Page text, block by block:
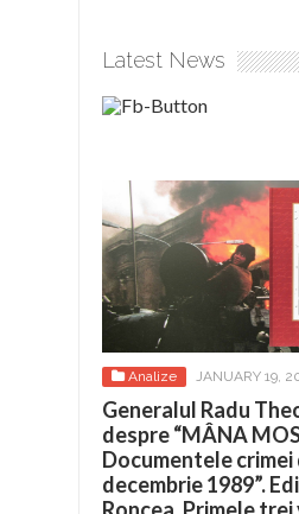
Latest News
Analize JANUARY 19,
Generalul Radu
despre “MÂNA
Documentele crimei
decembrie 1989”.